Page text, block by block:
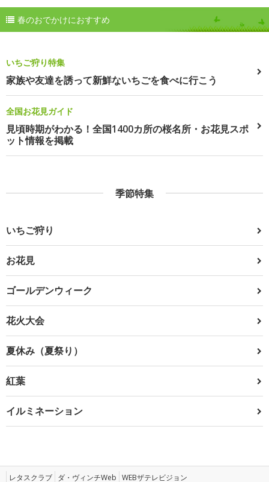
春のおでかけにおすすめ
いちご狩り特集
家族や友達を誘って新鮮ないちごを食べに行こう
全国お花見ガイド
見頃時期がわかる！全国1400カ所の桜名所・お花見スポ
ット情報を掲載
季節特集
いちご狩り
お花見
ゴールデンウィーク
花火大会
夏休み（夏祭り）
紅葉
イルミネーション
レタスクラブ ダ・ヴィンチWeb WEBザテレビジョン